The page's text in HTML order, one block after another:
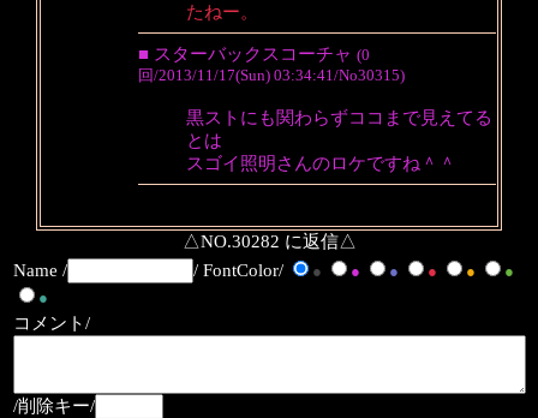
たねー。
■ スターバックスコーチャ (0
回/2013/11/17(Sun) 03:34:41/No30315)
黒ストにも関わらずココまで見えてる
とは
スゴイ照明さんのロケですね＾＾
△NO.30282 に返信△
Name /
/ FontColor/ ● ● ● ● ●
●
●
コメント/
/削除キー/